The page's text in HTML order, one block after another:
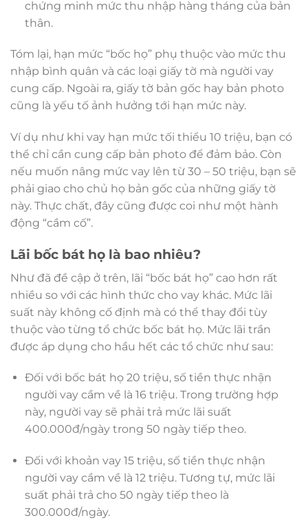
chứng minh mức thu nhập hàng tháng của bản
thân.
Tóm lại, hạn mức “bốc họ” phụ thuộc vào mức thu
nhập bình quân và các loại giấy tờ mà người vay
cung cấp. Ngoài ra, giấy tờ bản gốc hay bản photo
cũng là yếu tố ảnh hưởng tới hạn mức này.
Ví dụ như khi vay hạn mức tối thiểu 10 triệu, bạn có
thể chỉ cần cung cấp bản photo để đảm bảo. Còn
nếu muốn nâng mức vay lên từ 30 – 50 triệu, bạn sẽ
phải giao cho chủ họ bản gốc của những giấy tờ
này. Thực chất, đây cũng được coi như một hành
động “cầm cố”.
Lãi bốc bát họ là bao nhiêu?
Như đã đề cập ở trên, lãi “bốc bát họ” cao hơn rất
nhiều so với các hình thức cho vay khác. Mức lãi
suất này không cố định mà có thể thay đổi tùy
thuộc vào từng tổ chức bốc bát họ. Mức lãi trần
được áp dụng cho hầu hết các tổ chức như sau:
Đối với bốc bát họ 20 triệu, số tiền thực nhận
người vay cầm về là 16 triệu. Trong trường hợp
này, người vay sẽ phải trả mức lãi suất
400.000đ/ngày trong 50 ngày tiếp theo.
Đối với khoản vay 15 triệu, số tiền thực nhận
người vay cầm về là 12 triệu. Tương tự, mức lãi
suất phải trả cho 50 ngày tiếp theo là
300.000đ/ngày.